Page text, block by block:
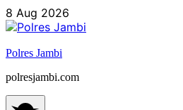
Skip
to
8 Aug 2026
Polres Jambi
polresjambi.com